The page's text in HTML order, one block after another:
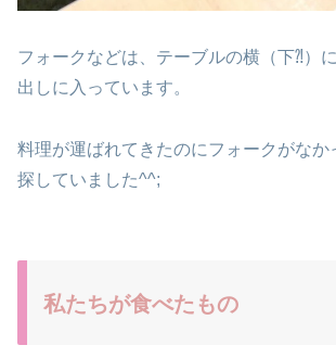
フォークなどは、テーブルの横（下⁈）
出しに入っています。
料理が運ばれてきたのにフォークがなか
探していました^^;
私たちが食べたもの